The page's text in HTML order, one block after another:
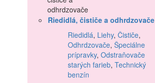
Riedidlá, čističe a odhrdzovače
Riedidlá, Liehy, Čističe,
Odhrdzovače, Špeciálne
prípravky, Odstraňovače
starých farieb, Technický
benzín